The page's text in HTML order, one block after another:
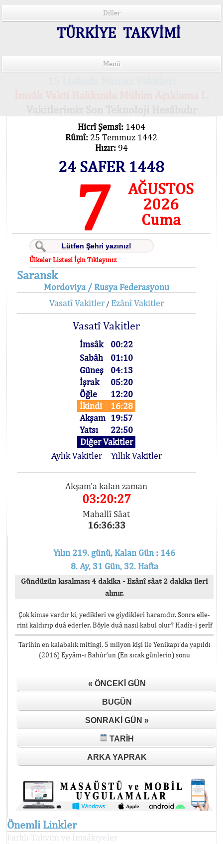
Diller
TÜRKİYE TAKVİMİ
Menü
Hicrî Şemsî: 1404
Rûmî: 25 Temmuz 1442
Hızır: 94
24 SAFER 1448
7
AĞUSTOS
2026
Cuma
Ülkeler Listesi İçin Tıklayınız
Saransk
Mordoviya / Rusya Federasyonu
Vasatî Vakitler/ Ezânî Vakitler
Vasatî Vakitler
İmsâk
00:22
Sabâh
01:10
Güneş
04:13
İşrak
05:20
Öğle
12:20
İkindi
16:28
Akşam 19:57
Yatsı
22:50
Diğer Vakitler
Aylık Vakitler
Yıllık Vakitler
Akşam'a kalan zaman
03:20:27
Mahallî Sâat
16:36:33
Yılın 219. günü, Kalan Gün : 146
8. Ay, 31 Gün, 32. Hafta
Gündüzün kısalması 4 dakika - Ezânî sâat 2 dakika ileri
alınır.
Çok kimse vardır ki, yedikleri ve giydikleri haramdır. Sonra elle-
rini kaldırıp duâ ederler. Böyle duâ nasıl kabul olur? Hadîs-i şerîf
Tarihin en kalabalık mitingi, 5 milyon kişi ile Yenikapı’da yapıldı
(2016) Eyyâm-ı Bahûr’un (En sıcak günlerin) sonu
« ÖNCEKI GÜN
BUGÜN
SONRAKI GÜN »
TARIH
ARKA YAPRAK
Önemli Linkler
Farklı Takvim ve İmsâkiyeler